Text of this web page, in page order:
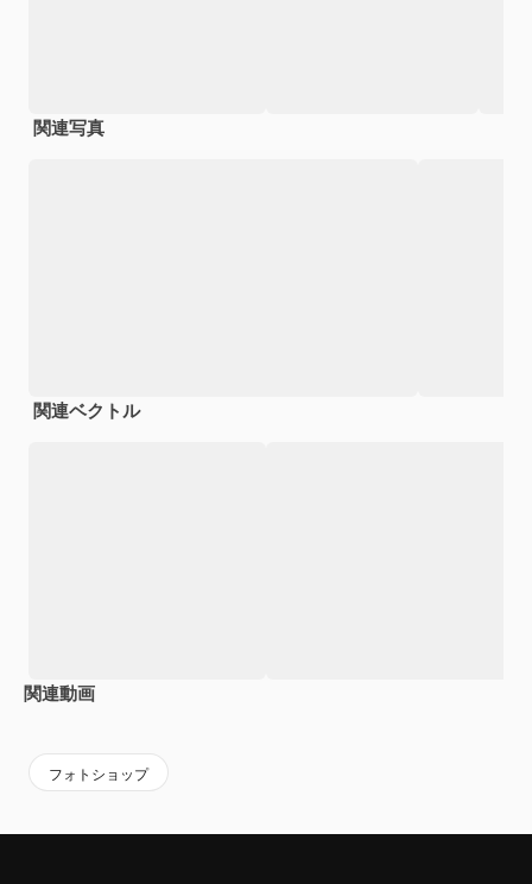
関連写真
関連ベクトル
関連動画
フォトショップ